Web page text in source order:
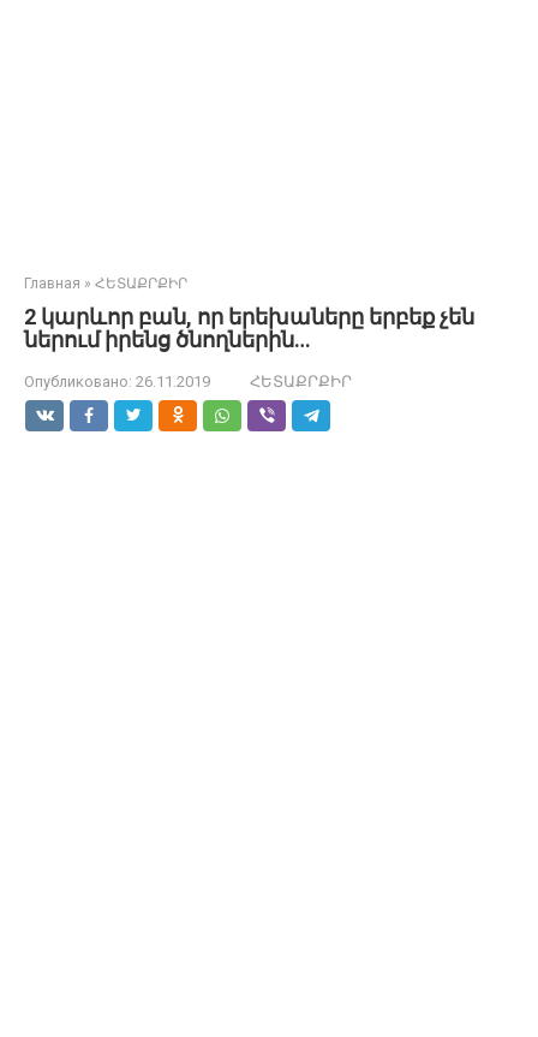
Главная » ՀԵՏԱՔՐՔԻՐ
2 կարևոր բան, որ երեխաները երբեք չեն
ներում իրենց ծնողներին…
Опубликовано: 26.11.2019 ՀԵՏԱՔՐՔԻՐ